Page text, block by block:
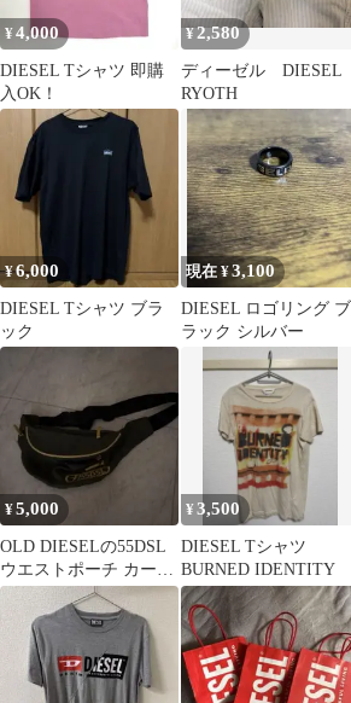
¥4,000
DIESEL Tシャツ 即購
入OK！
¥2,580
ディーゼル DIESEL
RYOTH
¥6,000
DIESEL Tシャツ ブラ
ック
現在 ¥3,100
DIESEL ロゴリング ブ
ラック シルバー
¥5,000
OLD DIESELの55DSL
ウエストポーチ カーキ
ー色
¥3,500
DIESEL Tシャツ
BURNED IDENTITY